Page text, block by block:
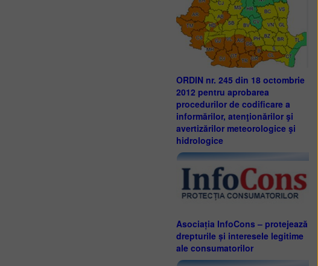
ORDIN nr. 245 din 18 octombrie
2012 pentru aprobarea
procedurilor de codificare a
informărilor, atenţionărilor şi
avertizărilor meteorologice şi
hidrologice
Asociația InfoCons – protejează
drepturile și interesele legitime
ale consumatorilor